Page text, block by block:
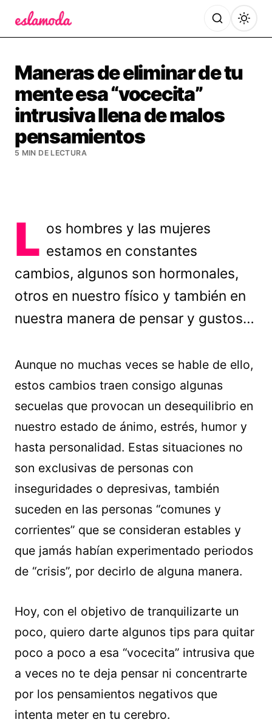
Maneras de eliminar de tu
mente esa “vocecita”
intrusiva llena de malos
pensamientos
5 MIN DE LECTURA
L os hombres y las mujeres
estamos en constantes
cambios, algunos son hormonales,
otros en nuestro físico y también en
nuestra manera de pensar y gustos…
Aunque no muchas veces se hable de ello,
estos cambios traen consigo algunas
secuelas que provocan un desequilibrio en
nuestro estado de ánimo, estrés, humor y
hasta personalidad. Estas situaciones no
son exclusivas de personas con
inseguridades o depresivas, también
suceden en las personas “comunes y
corrientes” que se consideran estables y
que jamás habían experimentado periodos
de “crisis”, por decirlo de alguna manera.
Hoy, con el objetivo de tranquilizarte un
poco, quiero darte algunos tips para quitar
poco a poco a esa “vocecita” intrusiva que
a veces no te deja pensar ni concentrarte
por los pensamientos negativos que
intenta meter en tu cerebro.